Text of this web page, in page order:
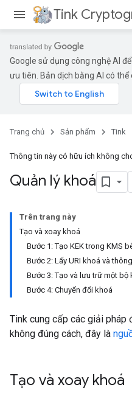
Google sử dụng công nghệ AI
ưu tiên. Bản dịch bằng AI có thể
Trang chủ Sản phẩm Tink
Thông tin này có hữu ích không
Quản lý khoá
Trên trang này
Tạo và xoay khoá
Bước 1: Tạo KEK trong KMS
Bước 2: Lấy URI khoá và
Bước 3: Tạo và lưu trữ một bộ
Bước 4: Chuyển đổi khoá
Tink cung cấp các giải pháp
không đúng cách, đây là
Tạo và xoay khoá